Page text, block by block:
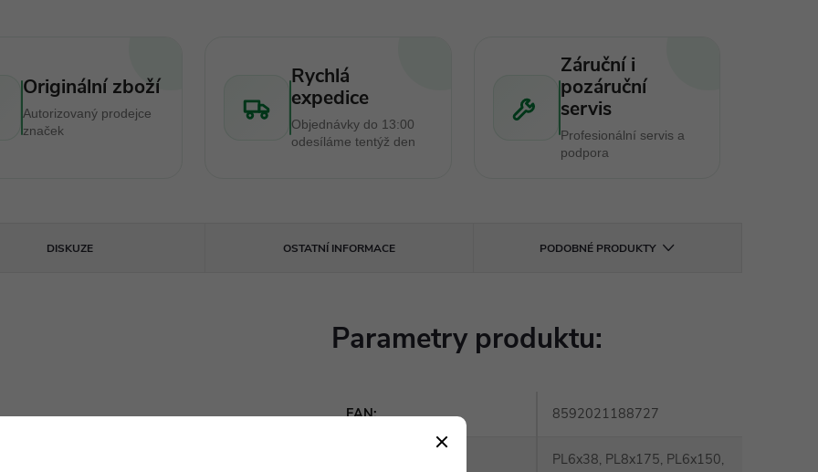
Originální zboží
Autorizovaný prodejce
značek
Rychlá
expedice
Objednávky do 13:00
odesíláme tentýž den
Záruční i
pozáruční
servis
Profesionální servis a
podpora
DISKUZE OSTATNÍ INFORMACE PODOBNÉ PRODUKTY
Parametry produktu:
EAN: 8592021188727
PL6x38, PL8x175, PL6x150,